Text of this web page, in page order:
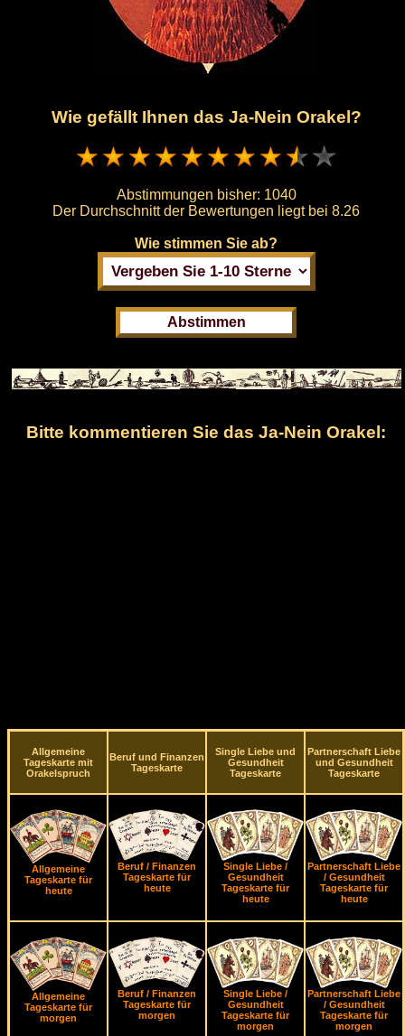
Wie gefällt Ihnen das Ja-Nein Orakel?
Abstimmungen bisher: 1040
Der Durchschnitt der Bewertungen liegt bei 8.26
Wie stimmen Sie ab?
Bitte kommentieren Sie das Ja-Nein Orakel:
Allgemeine
Tageskarte mit
Orakelspruch
Beruf und Finanzen
Tageskarte
Single Liebe und
Gesundheit
Tageskarte
Partnerschaft Liebe
und Gesundheit
Tageskarte
Allgemeine
Tageskarte für
heute
Beruf / Finanzen
Tageskarte für
heute
Single Liebe /
Gesundheit
Tageskarte für
heute
Partnerschaft Liebe
/ Gesundheit
Tageskarte für
heute
Allgemeine
Tageskarte für
morgen
Beruf / Finanzen
Tageskarte für
morgen
Single Liebe /
Gesundheit
Tageskarte für
morgen
Partnerschaft Liebe
/ Gesundheit
Tageskarte für
morgen